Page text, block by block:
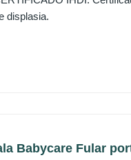
displasia.
Babycare Fular